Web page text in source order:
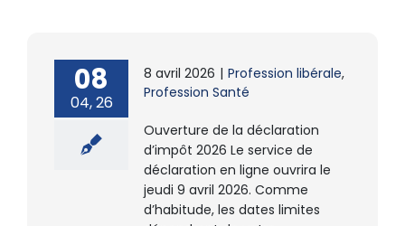
08
04, 26
8 avril 2026 | Profession libérale,
Profession Santé
Ouverture de la déclaration
d’impôt 2026 Le service de
déclaration en ligne ouvrira le
jeudi 9 avril 2026. Comme
d’habitude, les dates limites